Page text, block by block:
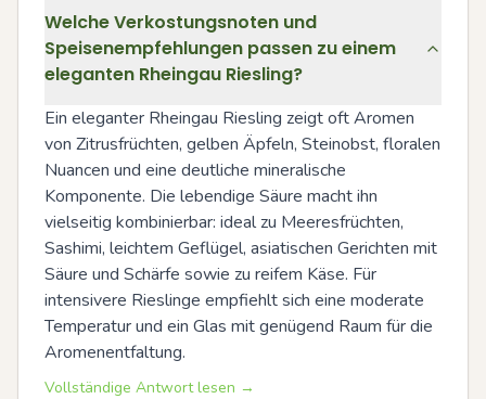
Welche Verkostungsnoten und
Speisenempfehlungen passen zu einem
eleganten Rheingau Riesling?
Ein eleganter Rheingau Riesling zeigt oft Aromen
von Zitrusfrüchten, gelben Äpfeln, Steinobst, floralen
Nuancen und eine deutliche mineralische
Komponente. Die lebendige Säure macht ihn
vielseitig kombinierbar: ideal zu Meeresfrüchten,
Sashimi, leichtem Geflügel, asiatischen Gerichten mit
Säure und Schärfe sowie zu reifem Käse. Für
intensivere Rieslinge empfiehlt sich eine moderate
Temperatur und ein Glas mit genügend Raum für die
Aromenentfaltung.
Vollständige Antwort lesen →